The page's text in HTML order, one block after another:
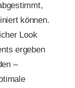
können.
Look
ergeben
–